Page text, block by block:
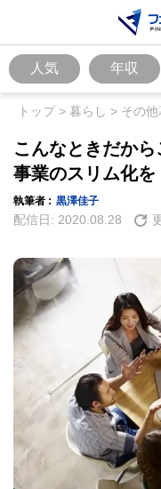
人気 年収
トップ> 暮らし > その他
こんなときだか
事業のスリム化を
執筆者 : 黒澤佳子
配信日: 2020.08.28